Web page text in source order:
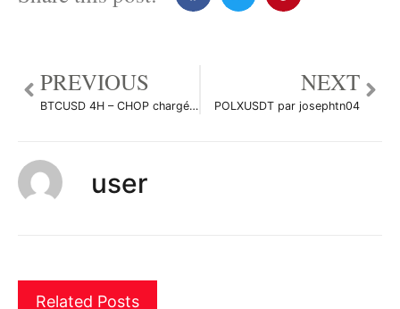
PREVIOUS
BTCUSD 4H – CHOP chargé, objectif court terme à 41K€ par DSchiele
NEXT
POLXUSDT par josephtn04
user
Related Posts